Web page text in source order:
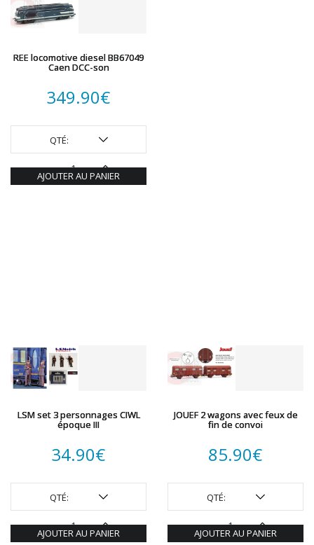
TRIX
VIESSMANN
WOODLAND SCENICS
REE locomotive diesel BB67049
Caen DCC-son
349.90€
QTÉ:
AJOUTER AU PANIER
LSM set 3 personnages CIWL
époque III
34.90€
QTÉ:
AJOUTER AU PANIER
JOUEF 2 wagons avec feux de
fin de convoi
85.90€
QTÉ:
AJOUTER AU PANIER